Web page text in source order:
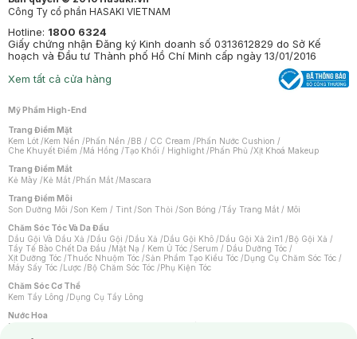
Công Ty cổ phần HASAKI VIETNAM
Hotline: 1800 6324
Giấy chứng nhận Đăng ký Kinh doanh số 0313612829 do Sở Kế
hoạch và Đầu tư Thành phố Hồ Chí Minh cấp ngày 13/01/2016
Xem tất cả cửa hàng
Mỹ Phẩm High-End
Trang Điểm Mặt
Kem Lót /Kem Nền /Phấn Nền /BB / CC Cream /Phấn Nước Cushion /
Che Khuyết Điểm /Má Hồng /Tạo Khối / Highlight /Phấn Phủ /Xịt Khoá Makeup
Trang Điểm Mắt
Kẻ Mày /Kẻ Mắt /Phấn Mắt /Mascara
Trang Điểm Môi
Son Dưỡng Môi /Son Kem / Tint /Son Thỏi /Son Bóng /Tẩy Trang Mắt / Môi
Chăm Sóc Tóc Và Da Đầu
Dầu Gội Và Dầu Xả /Dầu Gội /Dầu Xả /Dầu Gội Khô /Dầu Gội Xả 2in1 /Bộ Gội Xả /
Tẩy Tế Bào Chết Da Đầu /Mặt Nạ / Kem Ủ Tóc /Serum / Dầu Dưỡng Tóc /
Xịt Dưỡng Tóc /Thuốc Nhuộm Tóc /Sản Phẩm Tạo Kiểu Tóc /Dụng Cụ Chăm Sóc Tóc /
Máy Sấy Tóc /Lược /Bộ Chăm Sóc Tóc /Phụ Kiện Tóc
Chăm Sóc Cơ Thể
Kem Tẩy Lông /Dụng Cụ Tẩy Lông
Nước Hoa
Nước Hoa Nữ